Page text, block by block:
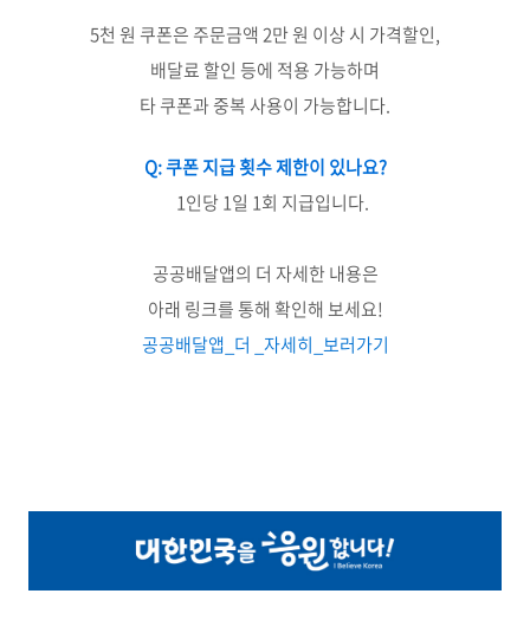
5천 원 쿠폰은 주문금액 2만 원 이상 시 가격할인,
배달료 할인 등에 적용 가능하며
타 쿠폰과 중복 사용이 가능합니다.
Q: 쿠폰 지급 횟수 제한이 있나요?
1인당 1일 1회 지급입니다.
공공배달앱의 더 자세한 내용은
아래 링크를 통해 확인해 보세요!
공공배달앱_더 _자세히_보러가기